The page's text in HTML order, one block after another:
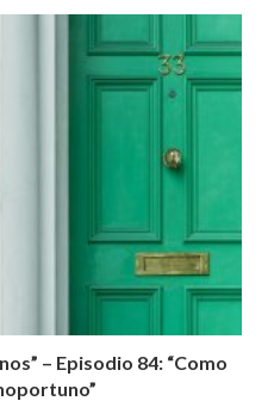
– Episodio 84: “Como